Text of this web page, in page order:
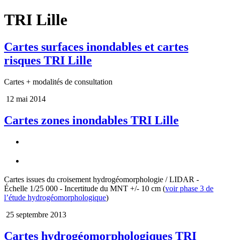
TRI Lille
Cartes surfaces inondables et cartes
risques TRI Lille
Cartes + modalités de consultation
12 mai 2014
Cartes zones inondables TRI Lille
Cartes issues du croisement hydrogéomorphologie / LIDAR -
Échelle 1/25 000 - Incertitude du MNT +/- 10 cm (voir phase 3 de
l’étude hydrogéomorphologique)
25 septembre 2013
Cartes hydrogéomorphologiques TRI